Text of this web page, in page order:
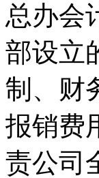
总办会
部设立
制、财
报销费
责公司